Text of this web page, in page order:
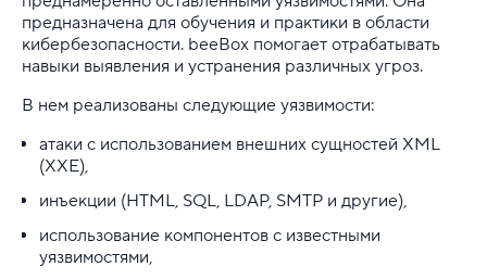
предназначена для обучения и практики в области
кибербезопасности. beeBox помогает отрабатывать
навыки выявления и устранения различных угроз.
В нем реализованы следующие уязвимости:
атаки с использованием внешних сущностей XML
(XXE),
инъекции (HTML, SQL, LDAP, SMTP и другие),
использование компонентов с известными
уязвимостями,